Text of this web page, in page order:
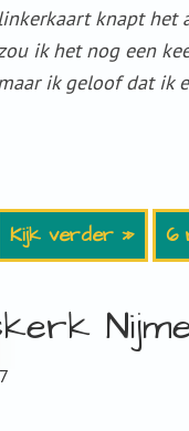
linkerkaart knapt het
ik het nog een
ik geloof dat ik
Kijk verder » 6